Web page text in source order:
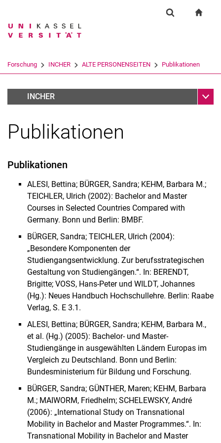
Springe direkt zu: Inhalt
Springe direkt zu: Suche
Springe direkt zu:
Suchbegriff
Suchen (öffnet externen Link in einem
Forschung INCHER ALTE PERSONENSEITEN Publikationen
Bürger, Sandra
INCHER
Publikationen
Publikationen
ALESI, Bettina; BÜRGER, Sandra; KEHM, Barbara M.;
TEICHLER, Ulrich (2002): Bachelor and Master
Courses in Selected Countries Compared with
Germany. Bonn und Berlin: BMBF.
BÜRGER, Sandra; TEICHLER, Ulrich (2004):
„Besondere Komponenten der
Studiengangsentwicklung. Zur berufsstrategischen
Gestaltung von Studiengängen.“. In: BERENDT,
Brigitte; VOSS, Hans-Peter und WILDT, Johannes
(Hg.): Neues Handbuch Hochschullehre. Berlin: Raabe
Verlag, S. E 3.1.
ALESI, Bettina; BÜRGER, Sandra; KEHM, Barbara M.,
et al. (Hg.) (2005): Bachelor- und Master-
Studiengänge in ausgewählten Ländern Europas im
Vergleich zu Deutschland. Bonn und Berlin:
Bundesministerium für Bildung und Forschung.
BÜRGER, Sandra; GÜNTHER, Maren; KEHM, Barbara
M.; MAIWORM, Friedhelm; SCHELEWSKY, André
(2006): „International Study on Transnational
Mobility in Bachelor and Master Programmes.“. In:
Transnational Mobility in Bachelor and Master